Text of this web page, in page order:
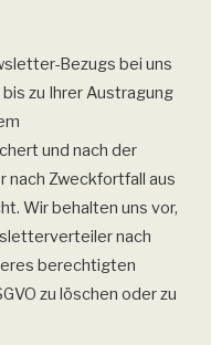
Bezugs bei uns
zu Ihrer Austragung
und nach der
Zweckfortfall aus
Wir behalten uns vor,
nach
berechtigten
zu löschen oder zu